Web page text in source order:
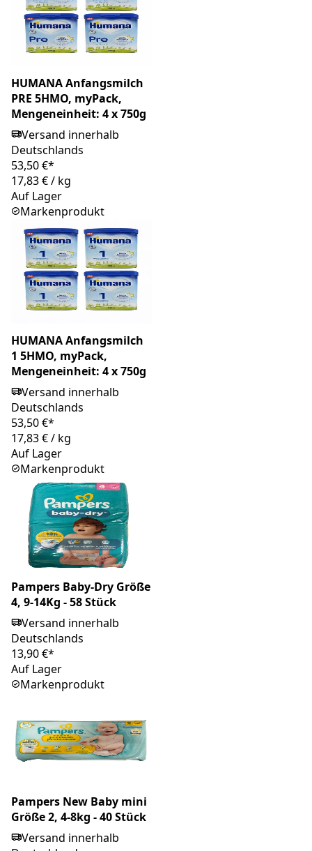
HUMANA Anfangsmilch
PRE 5HMO, myPack,
Mengeneinheit: 4 x 750g
Versand innerhalb
Deutschlands
53,50 €*
17,83 €/ kg
Auf Lager
Markenprodukt
HUMANA Anfangsmilch
1 5HMO, myPack,
Mengeneinheit: 4 x 750g
Versand innerhalb
Deutschlands
53,50 €*
17,83 €/ kg
Auf Lager
Markenprodukt
Pampers Baby-Dry Größe
4, 9-14Kg - 58 Stück
Versand innerhalb
Deutschlands
13,90 €*
Auf Lager
Markenprodukt
Pampers New Baby mini
Größe 2, 4-8kg - 40 Stück
Versand innerhalb